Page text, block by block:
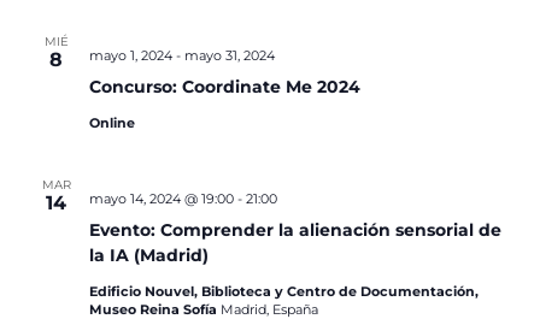
MIÉ
8
Concurso: Coordinate Me 2024
mayo 1, 2024- mayo 31, 2024
Online
MAR
14
Evento: Comprender la alienación sensorial de
la IA (Madrid)
mayo 14, 2024 @ 19:00- 21:00
Edificio Nouvel, Biblioteca y Centro de Documentación,
Museo Reina Sofía Madrid, España